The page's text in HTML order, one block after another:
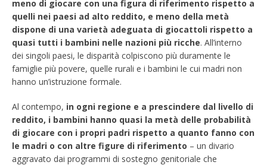
meno di giocare con una figura di riferimento rispetto a
quelli nei paesi ad alto reddito, e meno della metà
dispone di una varietà adeguata di giocattoli rispetto a
quasi tutti i bambini nelle nazioni più ricche. All’interno
dei singoli paesi, le disparità colpiscono più duramente le
famiglie più povere, quelle rurali e i bambini le cui madri non
hanno un’istruzione formale.
Al contempo, in ogni regione e a prescindere dal livello di
reddito, i bambini hanno quasi la metà delle probabilità
di giocare con i propri padri rispetto a quanto fanno con
le madri o con altre figure di riferimento – un divario
aggravato dai programmi di sostegno genitoriale che